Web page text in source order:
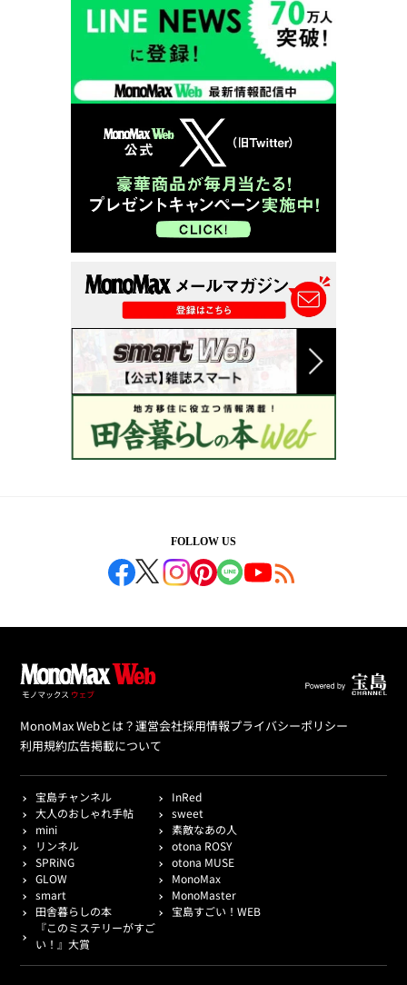
FOLLOW US
MonoMax Webとは？運営会社採用情報プライバシーポリシー
利用規約広告掲載について
宝島チャンネル
InRed
大人のおしゃれ手帖
sweet
mini
素敵なあの人
リンネル
otona ROSY
SPRiNG
otona MUSE
GLOW
MonoMax
smart
MonoMaster
田舎暮らしの本
宝島すごい！WEB
『このミステリーがすご
い！』大賞